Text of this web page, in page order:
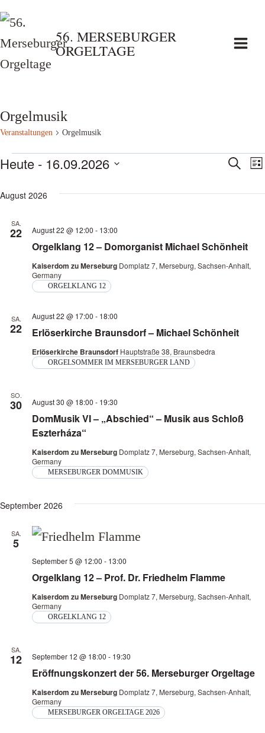
Zum
Inhalt
springen
56. MERSEBURGER
ORGELTAGE
Orgelmusik
Veranstaltungen Orgelmusik
Veranstaltungen Suche
Heute - 16.09.2026
wählen.
August 2026
SA.
22
Orgelklang 12 – Domorganist Michael Schönheit
August 22 @ 12:00 - 13:00
Kaiserdom zu Merseburg Domplatz 7, Merseburg, Sachsen-Anhalt,
Germany
ORGELKLANG 12
SA.
22 Erlöserkirche Braunsdorf – Michael Schönheit
August 22 @ 17:00 - 18:00
Erlöserkirche Braunsdorf Hauptstraße 38, Braunsbedra
ORGELSOMMER IM MERSEBURGER LAND
SO.
30
DomMusik VI – „Abschied“ – Musik aus Schloß
Eszterháza“
August 30 @ 18:00 - 19:30
Kaiserdom zu Merseburg Domplatz 7, Merseburg, Sachsen-Anhalt,
Germany
MERSEBURGER DOMMUSIK
September 2026
SA.
5
Orgelklang 12 – Prof. Dr. Friedhelm Flamme
September 5 @ 12:00 - 13:00
Kaiserdom zu Merseburg Domplatz 7, Merseburg, Sachsen-Anhalt,
Germany
ORGELKLANG 12
SA.
12
Eröffnungskonzert der 56. Merseburger Orgeltage
September 12 @ 18:00 - 19:30
Kaiserdom zu Merseburg Domplatz 7, Merseburg, Sachsen-Anhalt,
Germany
MERSEBURGER ORGELTAGE 2026